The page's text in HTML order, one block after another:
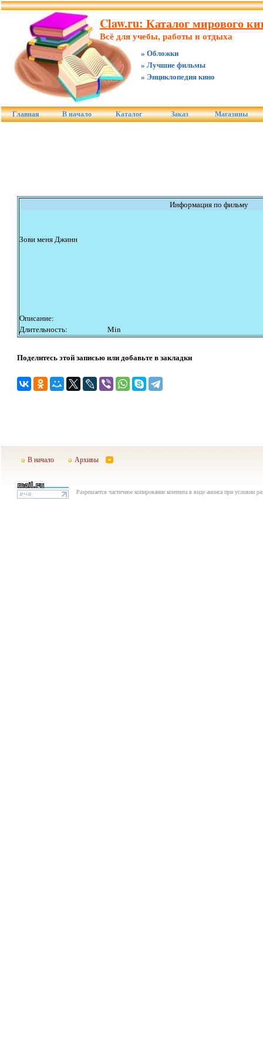
Claw.ru: Каталог мирового
Всё для учебы, работы и отдыха
» Обложки
» Лучшие фильмы
» Энциклопедия кино
Главная В начало Каталог Заказ Магазины
Информация по фильму
Зови меня Джинн
Описание:
Длительность:
Min
Поделитесь этой записью или добавьте в закладки
В начало Архивы
Разрешается частичное копирование контента в виде анонса при условии